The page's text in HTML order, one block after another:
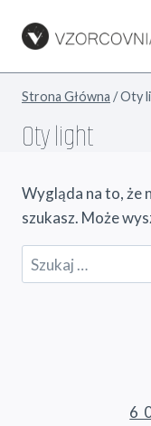
Strona Główna /Oty
Oty light
Wygląda na to, że
szukasz. Może
Szukaj: